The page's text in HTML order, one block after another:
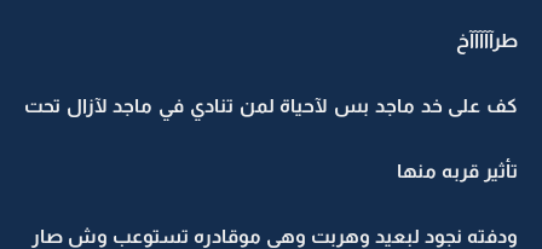
طرآآآآآخ
كف على خد ماجد بس لآحياة لمن تنادي في ماجد لآزال تحت
تأثير قربه منها
ودفته نجود لبعيد وهربت وهي موقادره تستوعب وش صار